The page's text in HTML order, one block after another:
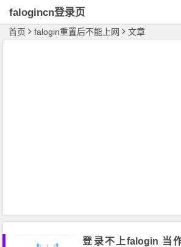
falogincn登录页
面
首页 falogin重置后不能上网 文章
登录不上falogin 当